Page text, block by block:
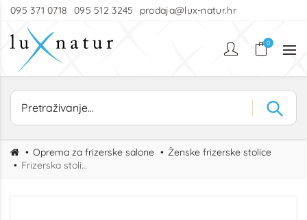
095 371 0718 095 512 3245 prodaja@lux-natur.hr
0
Oprema za frizerske salone
Ženske frizerske stolice
Frizerska stolica Nova Chester KL